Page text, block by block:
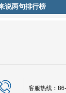
说两句排行榜
客服热线：